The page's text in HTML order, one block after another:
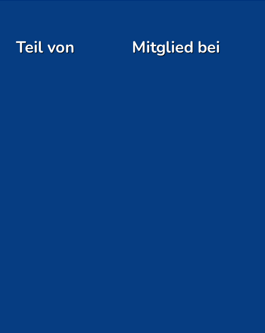
Teil von Mitglied bei